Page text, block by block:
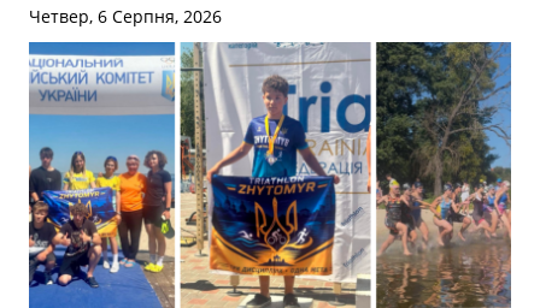
Четвер, 6 Серпня, 2026